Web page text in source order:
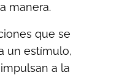
manera.
que se
un estímulo,
a la